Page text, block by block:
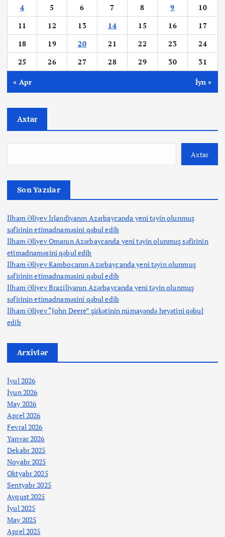
4
5 6 7 8 9
10
11
12 13 14 15 16
17
18
19 20 21 22 23
24
25
26 27 28 29 30 31
« Apr İyn »
Axtar
Axtar
Son Yazılar
İlham Əliyev İrlandiyanın Azərbaycanda yeni təyin olunmuş
səfirinin etimadnaməsini qəbul edib
İlham Əliyev Omanın Azərbaycanda yeni təyin olunmuş səfirinin
etimadnaməsini qəbul edib
İlham Əliyev Kambocanın Azərbaycanda yeni təyin olunmuş
səfirinin etimadnaməsini qəbul edib
İlham Əliyev Braziliyanın Azərbaycanda yeni təyin olunmuş
səfirinin etimadnaməsini qəbul edib
İlham Əliyev “John Deere” şirkətinin nümayəndə heyətini qəbul
edib
Arxivlər
İyul 2026
İyun 2026
May 2026
Aprel 2026
Fevral 2026
Yanvar 2026
Dekabr 2025
Noyabr 2025
Oktyabr 2025
Sentyabr 2025
Avqust 2025
İyul 2025
May 2025
Aprel 2025